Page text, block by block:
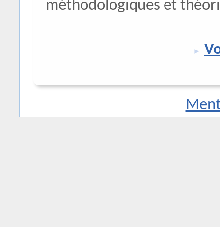
méthodologiques et